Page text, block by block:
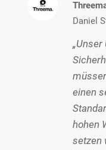
Daniel
einen
hohen
setzen